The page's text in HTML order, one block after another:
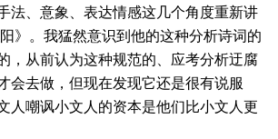
法、意象、表达情感这几个角度重新讲
》。我猛然意识到他的这种分析诗词的
，从前认为这种规范的、应考分析迂腐
会去做，但现在发现它还是很有说服
人嘲讽小文人的资本是他们比小文人更